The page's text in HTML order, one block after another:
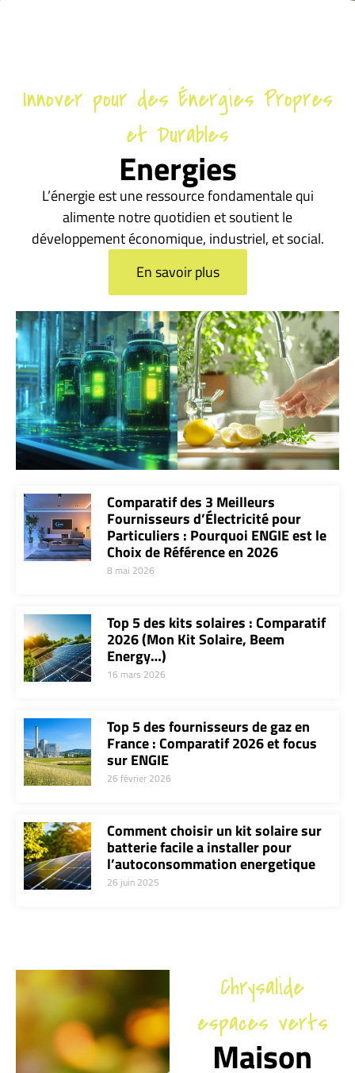
Innover pour des Énergies Propres
et Durables
Energies
L’énergie est une ressource fondamentale qui
alimente notre quotidien et soutient le
développement économique, industriel, et social.
En savoir plus
Comparatif des 3 Meilleurs
Fournisseurs d’Électricité pour
Particuliers : Pourquoi ENGIE est le
Choix de Référence en 2026
8 mai 2026
Top 5 des kits solaires : Comparatif
2026 (Mon Kit Solaire, Beem
Energy…)
16 mars 2026
Top 5 des fournisseurs de gaz en
France : Comparatif 2026 et focus
sur ENGIE
26 février 2026
Comment choisir un kit solaire sur
batterie facile a installer pour
l’autoconsommation energetique
26 juin 2025
Chrysalide
espaces verts
Maison